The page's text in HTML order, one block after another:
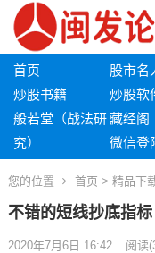
首页 股市名
炒股书籍
炒股软
般若堂（战法研
究）
藏经阁
微信登
您的位置 首页 > 精品下
不错的短线抄底指标
2020年7月6日 16:42 阅读